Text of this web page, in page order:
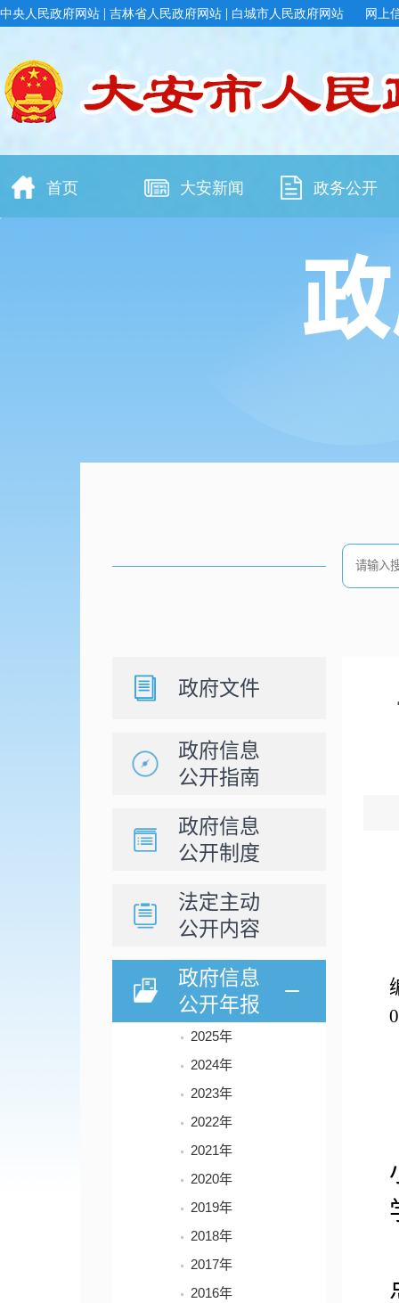
政府文件
政府信息
公开指南
政府信息
公开制度
法定主动
公开内容
政府信息
公开年报
2025年
2024年
2023年
2022年
2021年
2020年
2019年
2018年
2017年
2016年